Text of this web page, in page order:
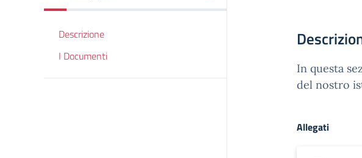
Descrizione
I Documenti
In questa
del nostro
Allegati